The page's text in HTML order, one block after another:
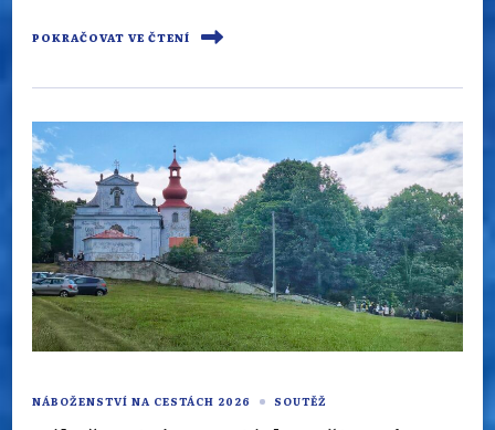
POKRAČOVAT VE ČTENÍ
NÁBOŽENSTVÍ NA CESTÁCH 2026 SOUTĚŽ